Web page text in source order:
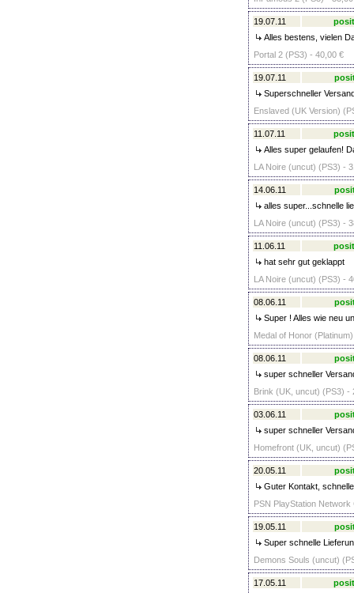
19.07.11
Alles bestens, vielen
Portal 2 (PS3) - 40,00 €
19.07.11
Superschneller
Enslaved (UK Version)
11.07.11
Alles super gelaufen!
LA Noire (uncut) (PS3) -
14.06.11
alles super...schnelle
LA Noire (uncut) (PS3) -
11.06.11
hat sehr gut geklappt
LA Noire (uncut) (PS3) -
08.06.11
Super ! Alles wie neu
Medal of Honor
08.06.11
super schneller
Brink (UK, uncut) (PS3) -
03.06.11
super schneller
Homefront (UK, uncut)
20.05.11
Guter Kontakt,
PSN PlayStation
19.05.11
Super schnelle
Demons Souls (uncut)
17.05.11